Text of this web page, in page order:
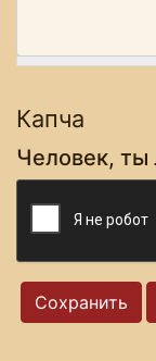
Капча
Человек, ты